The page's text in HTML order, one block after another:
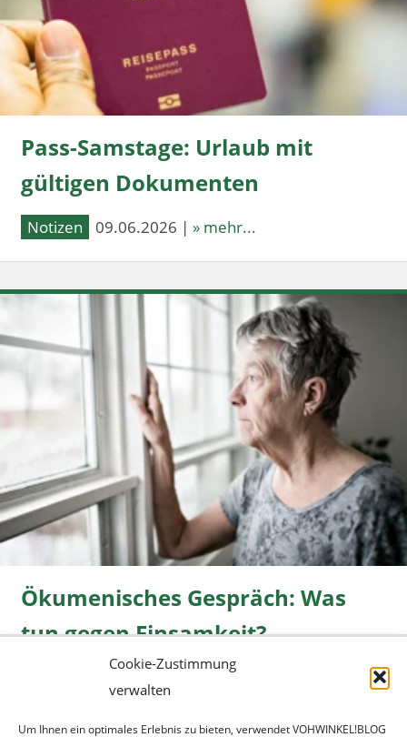
Cookie-Zustimmung
verwalten
Um Ihnen ein optimales Erlebnis zu bieten, verwendet VOHWINKEL!BLOG
Pass-Samstage: Urlaub mit
gültigen Dokumenten
Notizen 09.06.2026 | » mehr...
Ökumenisches Gespräch: Was
tun gegen Einsamkeit?
» mehr...